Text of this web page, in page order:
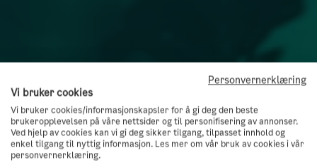
Personvernerklæring
Vi bruker cookies
Vi bruker cookies/informasjonskapsler for å gi deg den beste
brukeropplevelsen på våre nettsider og til personifisering av annonser.
Ved hjelp av cookies kan vi gi deg sikker tilgang, tilpasset innhold og
enkel tilgang til nyttig informasjon. Les mer om vår bruk av cookies i vår
personvernerklæring.